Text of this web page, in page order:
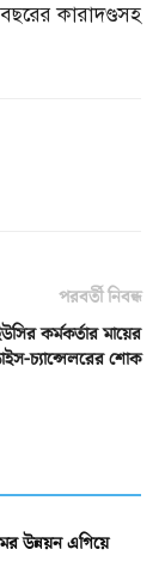
কারাদণ্ডসহ
পরবর্তী নিবন্ধ
কর্মকর্তার মায়ের
চ্যান্সেলরের শোক
উন্নয়ন এগিয়ে